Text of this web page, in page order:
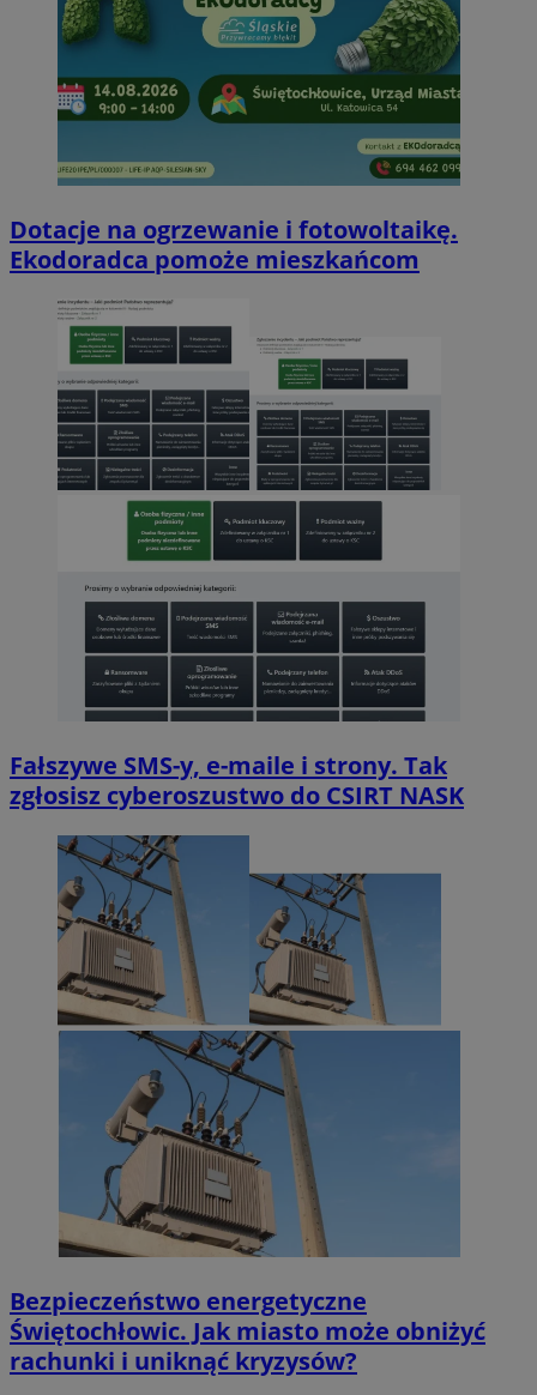
Dotacje na ogrzewanie i fotowoltaikę.
Ekodoradca pomoże mieszkańcom
Fałszywe SMS-y, e-maile i strony. Tak
zgłosisz cyberoszustwo do CSIRT NASK
Bezpieczeństwo energetyczne
Świętochłowic. Jak miasto może obniżyć
rachunki i uniknąć kryzysów?